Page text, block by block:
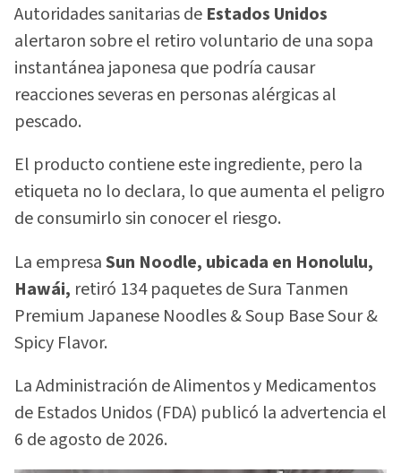
Autoridades sanitarias de Estados Unidos
alertaron sobre el retiro voluntario de una sopa
instantánea japonesa que podría causar
reacciones severas en personas alérgicas al
pescado.
El producto contiene este ingrediente, pero la
etiqueta no lo declara, lo que aumenta el peligro
de consumirlo sin conocer el riesgo.
La empresaSun Noodle, ubicada en Honolulu,
Hawái, retiró 134 paquetes de Sura Tanmen
Premium Japanese Noodles & Soup Base Sour &
Spicy Flavor.
La Administración de Alimentos y Medicamentos
de Estados Unidos (FDA) publicó la advertencia el
6 de agosto de 2026.